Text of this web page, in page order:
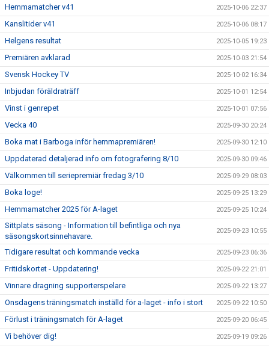
Hemmamatcher v41 2025-10-06 22:37
Kanslitider v41 2025-10-06 08:17
Helgens resultat 2025-10-05 19:23
Premiären avklarad 2025-10-03 21:54
Svensk Hockey TV 2025-10-02 16:34
Inbjudan föräldraträff 2025-10-01 12:54
Vinst i genrepet 2025-10-01 07:56
Vecka 40 2025-09-30 20:24
Boka mat i Barboga inför hemmapremiären! 2025-09-30 12:10
Uppdaterad detaljerad info om fotografering 8/10 2025-09-30 09:46
Välkommen till seriepremiär fredag 3/10 2025-09-29 08:03
Boka loge! 2025-09-25 13:29
Hemmamatcher 2025 för A-laget 2025-09-25 10:24
Sittplats säsong - Information till befintliga och nya
säsongskortsinnehavare.
2025-09-23 10:55
Tidigare resultat och kommande vecka 2025-09-23 06:36
Fritidskortet - Uppdatering! 2025-09-22 21:01
Vinnare dragning supporterspelare 2025-09-22 13:27
Onsdagens träningsmatch inställd för a-laget - info i stort 2025-09-22 10:50
Förlust i träningsmatch för A-laget 2025-09-20 06:45
Vi behöver dig! 2025-09-19 09:26